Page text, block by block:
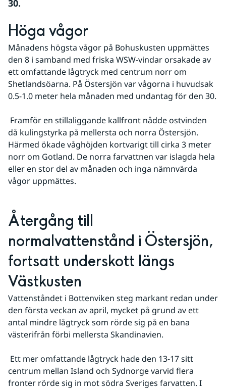
30.
Höga vågor
Månadens högsta vågor på Bohuskusten uppmättes
den 8 i samband med friska WSW-vindar orsakade av
ett omfattande lågtryck med centrum norr om
Shetlandsöarna. På Östersjön var vågorna i huvudsak
0.5-1.0 meter hela månaden med undantag för den 30.
då kulingstyrka på mellersta och norra Östersjön.
Härmed ökade våghöjden kortvarigt till cirka 3 meter
norr om Gotland. De norra farvattnen var islagda hela
eller en stor del av månaden och inga nämnvärda
vågor uppmättes.
Återgång till
normalvattenstånd i Östersjön,
fortsatt underskott längs
Västkusten
Vattenståndet i Bottenviken steg markant redan under
den första veckan av april, mycket på grund av ett
antal mindre lågtryck som rörde sig på en bana
västerifrån förbi mellersta Skandinavien.
centrum mellan Island och Sydnorge varvid flera
fronter rörde sig in mot södra Sveriges farvatten. I